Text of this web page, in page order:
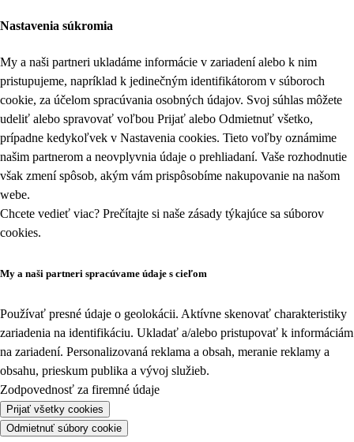
Nastavenia súkromia
My a naši partneri ukladáme informácie v zariadení alebo k nim
pristupujeme, napríklad k jedinečným identifikátorom v súboroch
cookie, za účelom spracúvania osobných údajov. Svoj súhlas môžete
udeliť alebo spravovať voľbou Prijať alebo Odmietnuť všetko,
prípadne kedykoľvek v Nastavenia cookies. Tieto voľby oznámime
našim partnerom a neovplyvnia údaje o prehliadaní. Vaše rozhodnutie
však zmení spôsob, akým vám prispôsobíme nakupovanie na našom
webe.
Chcete vedieť viac? Prečítajte si naše zásady týkajúce sa súborov
cookies.
My a naši partneri spracúvame údaje s cieľom
Používať presné údaje o geolokácii. Aktívne skenovať charakteristiky
zariadenia na identifikáciu. Ukladať a/alebo pristupovať k informáciám
na zariadení. Personalizovaná reklama a obsah, meranie reklamy a
obsahu, prieskum publika a vývoj služieb.
Zodpovednosť za firemné údaje
Prijať všetky cookies
Odmietnuť súbory cookie